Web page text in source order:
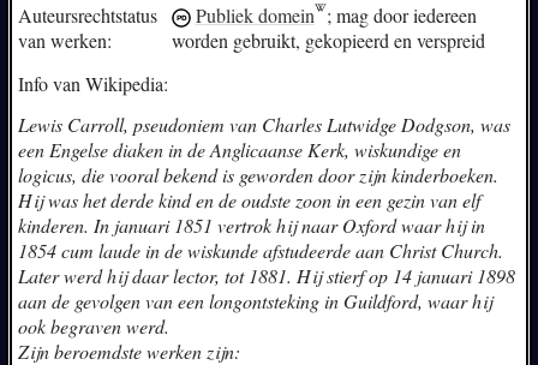
Auteursrechtstatus
van werken:
Publiek domein ; mag door iedereen
worden gebruikt, gekopieerd en verspreid
Info van Wikipedia:
Lewis Carroll, pseudoniem van Charles Lutwidge Dodgson, was
een Engelse diaken in de Anglicaanse Kerk, wiskundige en
logicus, die vooral bekend is geworden door zijn kinderboeken.
Hij was het derde kind en de oudste zoon in een gezin van elf
kinderen. In januari 1851 vertrok hij naar Oxford waar hij in
1854 cum laude in de wiskunde afstudeerde aan Christ Church.
Later werd hij daar lector, tot 1881. Hij stierf op 14 januari 1898
aan de gevolgen van een longontsteking in Guildford, waar hij
ook begraven werd.
Zijn beroemdste werken zijn: